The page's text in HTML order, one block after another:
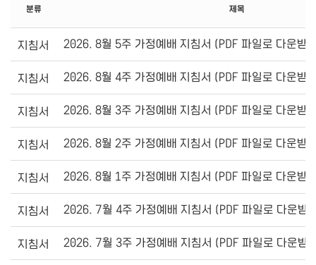
분류 제목
지침서 2026. 8월 5주 가정예배 지침서 (PDF 파일로 다운받
지침서 2026. 8월 4주 가정예배 지침서 (PDF 파일로 다운받
지침서 2026. 8월 3주 가정예배 지침서 (PDF 파일로 다운받
지침서 2026. 8월 2주 가정예배 지침서 (PDF 파일로 다운받
지침서 2026. 8월 1주 가정예배 지침서 (PDF 파일로 다운받
지침서 2026. 7월 4주 가정예배 지침서 (PDF 파일로 다운받
지침서 2026. 7월 3주 가정예배 지침서 (PDF 파일로 다운받